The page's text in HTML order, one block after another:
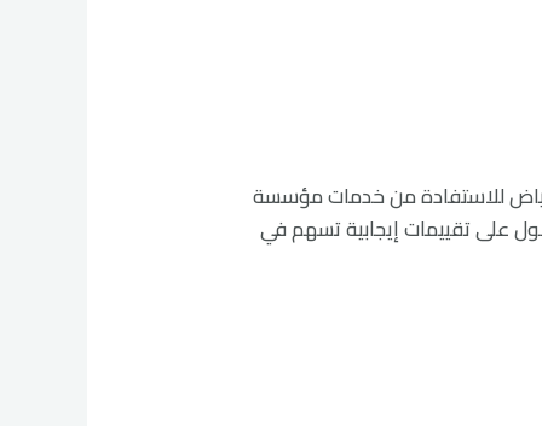
المياه في الرياض للاستفادة من خدمات مؤسسة
على تقييمات إيجابية تسهم في